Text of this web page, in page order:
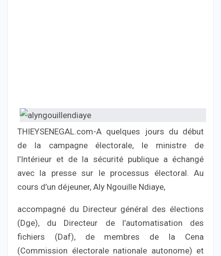
THIEYSENEGAL.com-A quelques jours du début
de la campagne électorale, le ministre de
l’Intérieur et de la sécurité publique a échangé
avec la presse sur le processus électoral. Au
cours d’un déjeuner, Aly Ngouille Ndiaye,
accompagné du Directeur général des élections
(Dge), du Directeur de l’automatisation des
fichiers (Daf), de membres de la Cena
(Commission électorale nationale autonome) et